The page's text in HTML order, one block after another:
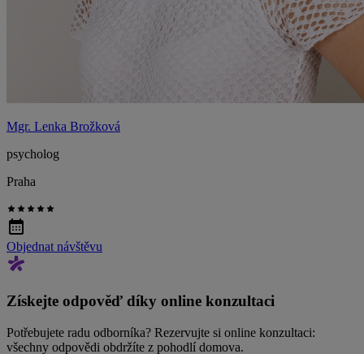
Mgr. Lenka Brožková
psycholog
Praha
Objednat návštěvu
Získejte odpověď díky online konzultaci
Potřebujete radu odborníka? Rezervujte si online konzultaci:
všechny odpovědi obdržíte z pohodlí domova.